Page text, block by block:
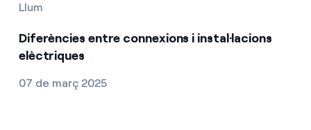
Llum
Diferències entre connexions i instal·lacions
elèctriques
07 de març 2025